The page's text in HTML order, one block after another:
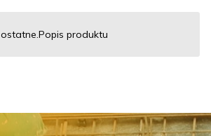
ostatne.Popis produktu